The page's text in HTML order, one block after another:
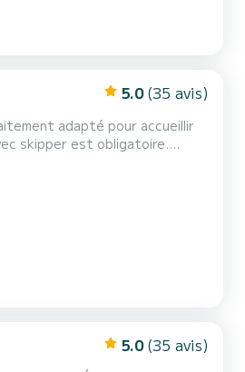
5.0 (35 avis)
adapté pour accueillir
5.0 (35 avis)